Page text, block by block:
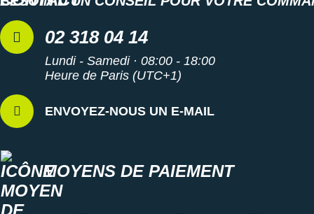
02 318 04 14
Lundi - Samedi · 08:00 - 18:00
Heure de Paris (UTC+1)
ENVOYEZ-NOUS UN E-MAIL
MOYENS DE PAIEMENT